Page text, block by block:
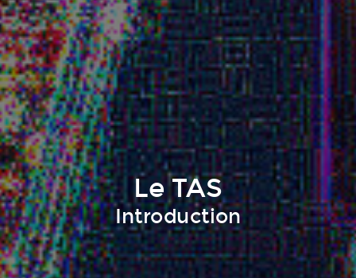
Le TAS
Introduction